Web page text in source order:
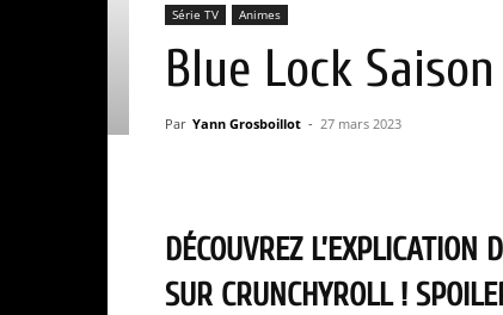
Série TV Animes
Blue Lock
Par Yann Grosboillot - 27 mars 2023
DÉCOUVREZ
SUR CRUNCHYROLL !